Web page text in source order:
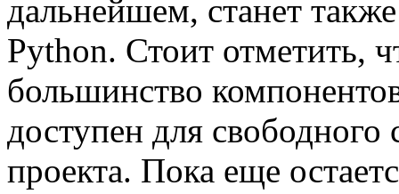
дальнейшем, станет
Python. Стоит отметить,
большинство
доступен для
проекта. Пока еще